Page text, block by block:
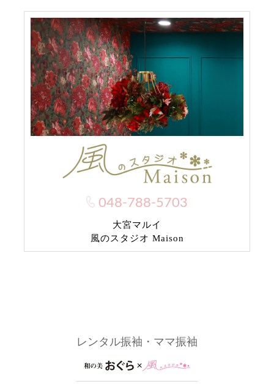
048-788-5703
大宮マルイ
風のスタジオ Maison
レンタル振袖・ママ振袖